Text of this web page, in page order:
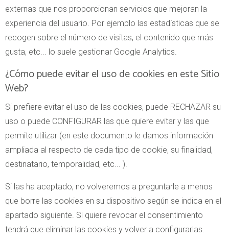
externas que nos proporcionan servicios que mejoran la
experiencia del usuario. Por ejemplo las estadísticas que se
recogen sobre el número de visitas, el contenido que más
gusta, etc... lo suele gestionar Google Analytics.
¿Cómo puede evitar el uso de cookies en este Sitio
Web?
Si prefiere evitar el uso de las cookies, puede RECHAZAR su
uso o puede CONFIGURAR las que quiere evitar y las que
permite utilizar (en este documento le damos información
ampliada al respecto de cada tipo de cookie, su finalidad,
destinatario, temporalidad, etc... ).
Si las ha aceptado, no volveremos a preguntarle a menos
que borre las cookies en su dispositivo según se indica en el
apartado siguiente. Si quiere revocar el consentimiento
tendrá que eliminar las cookies y volver a configurarlas.